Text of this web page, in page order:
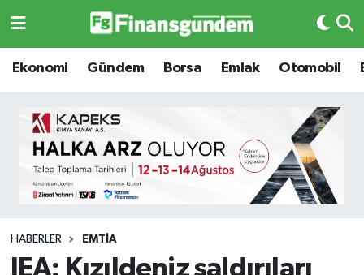
Ekonomi Gündem Borsa Emlak Otomobil
HABERLER EMTIA
IEA: Kızıldeniz saldırıları
Ekonomi
Borsa
Emlak
Otomobil
Ekonomi
Borsa
Emlak
Emtia